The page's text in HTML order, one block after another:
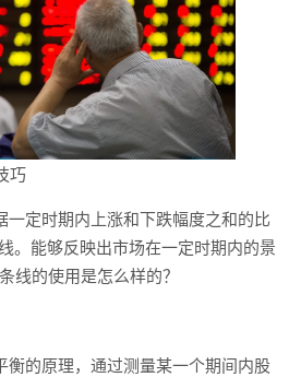
巧
一定时期内上涨和下跌幅度之和的比
。能够反映出市场在一定时期内的景
线的使用是怎么样的？
衡的原理，通过测量某一个期间内股